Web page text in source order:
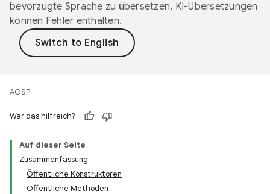
bevorzugte Sprache zu übersetzen. KI-Übersetzungen
können Fehler enthalten.
AOSP
War das hilfreich?
Auf dieser Seite
Zusammenfassung
Öffentliche Konstruktoren
Öffentliche Methoden